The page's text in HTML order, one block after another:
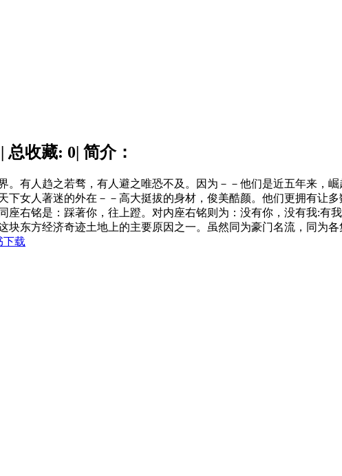
总收藏: 0| 简介：
有人趋之若骛，有人避之唯恐不及。因为－－他们是近五年来，
下女人著迷的外在－－高大挺拔的身材，俊美酷颜。他们更拥有让
座右铭是：踩著你，往上蹬。对内座右铭则为：没有你，没有我:有
东方经济奇迹土地上的主要原因之一。虽然同为豪门名流，同为
下载